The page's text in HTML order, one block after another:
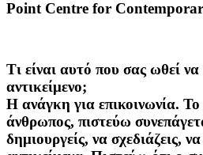
Point Centre for
Τι είναι αυτό που σας ωθεί να
αντικείμενο;
Η ανάγκη για επικοινωνία. Το
άνθρωπος, πιστεύω
δημιουργείς, να σχεδιάζεις,